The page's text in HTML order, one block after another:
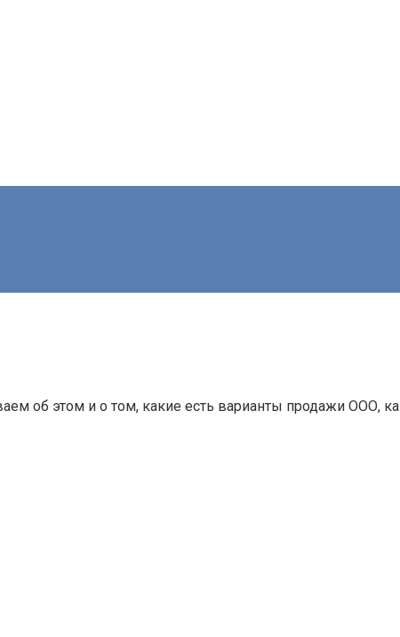
об этом и о том, какие есть варианты продажи ООО,